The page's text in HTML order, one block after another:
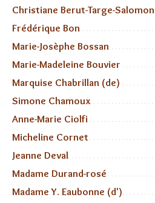
Christiane Berut-Targe-Salomon
Frédérique Bon
Marie-Josèphe Bossan
Marie-Madeleine Bouvier
Marquise Chabrillan (de)
Simone Chamoux
Anne-Marie Ciolfi
Micheline Cornet
Jeanne Deval
Madame Durand-rosé
Madame Y. Eaubonne (d')